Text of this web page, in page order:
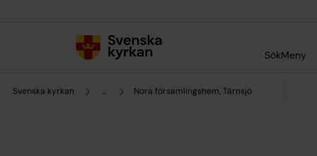
SökMeny
Svenska kyrkan ... Nora församlingshem, Tärnsjö